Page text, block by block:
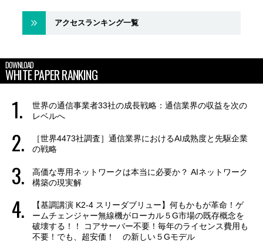
アクセスランキング一覧
DOWNLOAD
WHITE PAPER RANKING
世界の通信事業者33社の成長戦略：通信業界の収益を次の
レベルへ
［世界4473社調査］通信業界におけるAI成熟度と先駆企業
の戦略
高価な専用ネットワークは本当に必要か？ AIネットワーク
構築の現実解
【基調講演 K2-4 スリーダブリュー】何もかもが革命！ゲ
ームチェンジャー無線機がローカル５G市場の既存概念を
破壊する！！ コアサーバー不要！毎年のライセンス費用も
不要！でも、超安価！ の新しい５Gモデル